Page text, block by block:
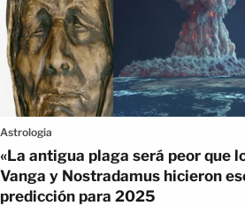
Astrologia
«La antigua plaga será peor que
Vanga y Nostradamus hicieron
predicción para 2025